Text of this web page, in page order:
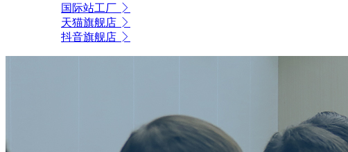
国际站工厂
天猫旗舰店
抖音旗舰店